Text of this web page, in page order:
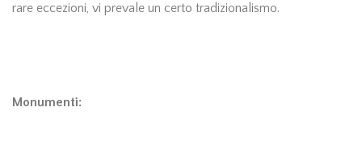
rare eccezioni, vi prevale un certo tradizionalismo.
Monumenti: